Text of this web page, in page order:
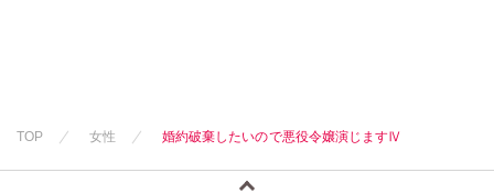
TOP 女性 婚約破棄したいので悪役令嬢演じますⅣ